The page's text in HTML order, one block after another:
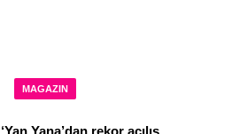
MAGAZIN
‘Yan Yana’dan rekor açılış